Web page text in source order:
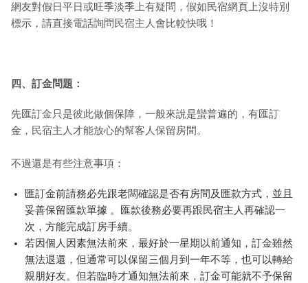
網友對假日平日或旺季淡季上有疑問，假如民宿網頁上沒特別
標示，請直接電話詢問民宿主人會比較快哦！
四、訂金問題：
先匯訂金只是彼此做個保障，一般來說是蠻普遍的，有匯訂
金，民宿主人才能放心的幫客人保留房間。
不過還是有些注意事項：
匯訂金前請務必先跟老闆確認是否有房間及匯款方式，並且
妥善保留匯款單據 。匯款後務必要再跟民宿主人再確認一
次，方能完成訂房手續。
若因個人因素無法前來，最好於一星期以前通知，訂金雖然
無法退還，但通常可以保留三個月到一年不等，也可以轉給
親朋好友。但若臨時才通知無法前來，訂金可能就不予保留